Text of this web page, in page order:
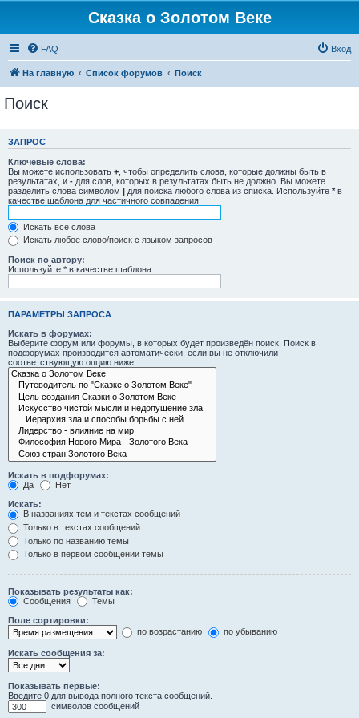
Сказка о Золотом Веке
FAQ Вход
На главную Список форумов Поиск
Поиск
ЗАПРОС
Ключевые слова:
Вы можете использовать + , чтобы определить слова, которые должны быть в
результатах, и - для слов, которых в результатах быть не должно. Вы можете
разделить слова символом | для поиска любого слова из списка. Используйте * в
качестве шаблона для частичного совпадения.
Искать все слова
Искать любое слово/поиск с языком запросов
Поиск по автору:
Используйте * в качестве шаблона.
ПАРАМЕТРЫ ЗАПРОСА
Искать в форумах:
Выберите форум или форумы, в которых будет произведён поиск. Поиск в
подфорумах производится автоматически, если вы не отключили
соответствующую опцию ниже.
Искать в подфорумах:
Да
Нет
Искать:
В названиях тем и текстах сообщений
Только в текстах сообщений
Только по названию темы
Только в первом сообщении темы
Показывать результаты как:
Сообщения
Темы
Поле сортировки:
по возрастанию
по убыванию
Искать сообщения за:
Показывать первые:
Введите 0 для вывода полного текста сообщений.
символов сообщений